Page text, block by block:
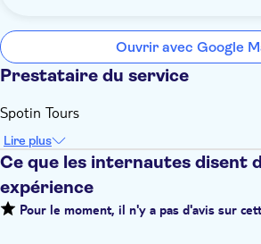
Ouvrir avec Google
Prestataire du service
Spotin Tours
Lire plus
Ce que les internautes disent
expérience
Pour le moment, il n'y a pas d'avis sur